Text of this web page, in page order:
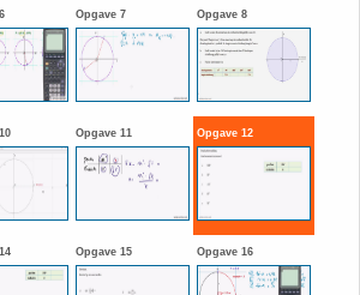
Opgave 7 Opgave 8
Opgave 11 Opgave 12
Opgave 15 Opgave 16
7 - Lijnen en cirkels
9 - Exponentiële verbanden
10 - Meetkundige
punten